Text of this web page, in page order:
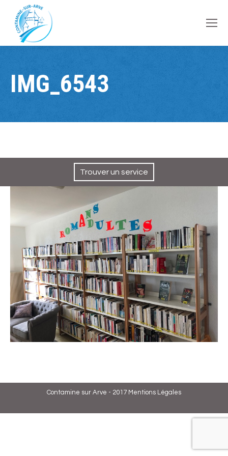
principal
IMG_6543
Trouver un service
Contamine sur Arve - 2017 Mentions Légales